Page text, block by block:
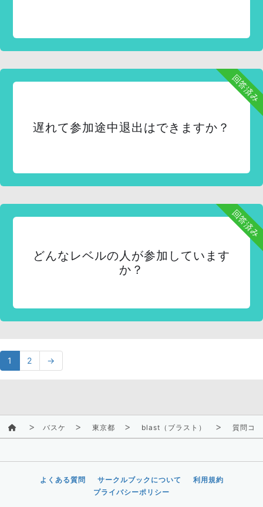
回答済み
遅れて参加途中退出はできますか？
回答済み
どんなレベルの人が参加しています
か？
1 2 →
バスケ 東京都 blast（ブラスト） 質問コ
よくある質問 サークルブックについて
利用規約
プライバシーポリシー